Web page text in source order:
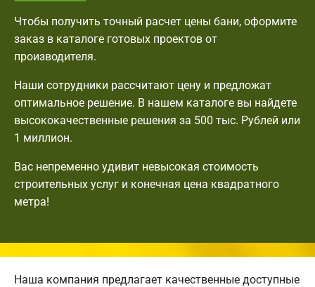
Чтобы получить точный расчет цены бани, оформите
заказ в каталоге готовых проектов от
производителя.
Наши сотрудники рассчитают цену и предложат
оптимальное решение. В нашем каталоге вы найдете
высококачественные решения за 500 тыс. Рублей или
1 миллион.
Вас непременно удивит невысокая стоимость
строительных услуг и конечная цена квадратного
метра!
Наша компания предлагает качественные доступные